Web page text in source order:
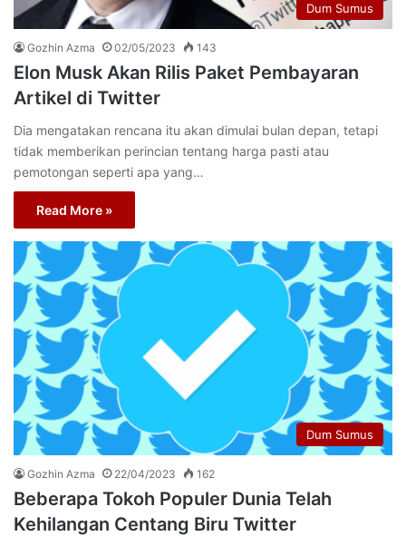
Dum Sumus
Gozhin Azma 02/05/2023 143
Elon Musk Akan Rilis Paket Pembayaran
Artikel di Twitter
Dia mengatakan rencana itu akan dimulai bulan depan, tetapi
tidak memberikan perincian tentang harga pasti atau
pemotongan seperti apa yang…
Read More »
Dum Sumus
Gozhin Azma 22/04/2023 162
Beberapa Tokoh Populer Dunia Telah
Kehilangan Centang Biru Twitter